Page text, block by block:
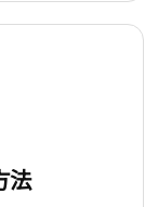
法